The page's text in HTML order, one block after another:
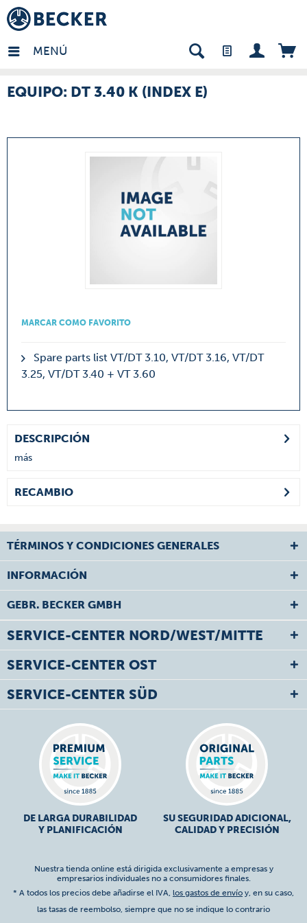
MENÚ
- ES
EQUIPO: DT 3.40 K (INDEX E)
MARCAR COMO FAVORITO
Spare parts list VT/DT 3.10, VT/DT 3.16, VT/DT
3.25, VT/DT 3.40 + VT 3.60
DESCRIPCIÓN
más
RECAMBIO
TÉRMINOS Y CONDICIONES GENERALES
INFORMACIÓN
GEBR. BECKER GMBH
SERVICE-CENTER NORD/WEST/MITTE
SERVICE-CENTER OST
SERVICE-CENTER SÜD
DE LARGA DURABILIDAD
Y PLANIFICACIÓN
SU SEGURIDAD ADICIONAL,
CALIDAD Y PRECISIÓN
Nuestra tienda online está dirigida exclusivamente a empresas y
empresarios individuales no a consumidores finales.
* A todos los precios debe añadirse el IVA, los gastos de envío y, en su caso,
las tasas de reembolso, siempre que no se indique lo contrario